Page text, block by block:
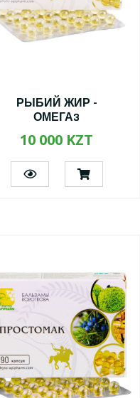
РЫБИЙ ЖИР -
ОМЕГА3
10 000 KZT